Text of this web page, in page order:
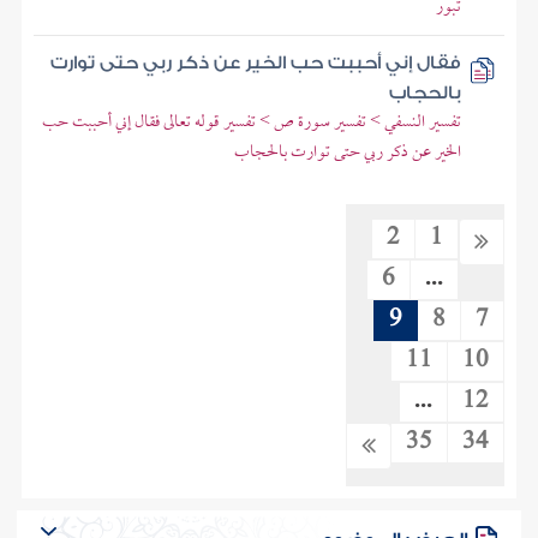
تبور
فقال إني أحببت حب الخير عن ذكر ربي حتى توارت
بالحجاب
تفسير النسفي > تفسير سورة ص > تفسير قوله تعالى فقال إني أحببت حب
الخير عن ذكر ربي حتى توارت بالحجاب
1
2
...
6
7
8
9
10
11
12
...
34
35